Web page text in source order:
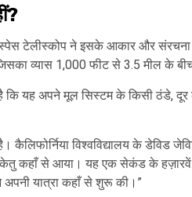
टेलीस्कोप ने इसके आकार और
व्यास 1,000 फीट से 3.5 मील के बीच
यह अपने मूल सिस्टम के किसी ठंडे, दूर
कैलिफोर्निया विश्वविद्यालय के
कहाँ से आया। यह एक सेकंड के
यात्रा कहाँ से शुरू की।”